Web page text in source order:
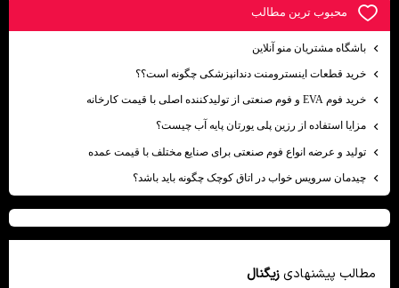
محبوب ترين مطالب
باشگاه مشتریان منو آنلاین
خرید قطعات اینسترومنت دندانپزشکی چگونه است؟؟
خرید فوم EVA و فوم صنعتی از تولیدکننده اصلی با قیمت کارخانه
مزایا استفاده از رزین پلی یورتان پایه آب چیست؟
تولید و عرضه انواع فوم صنعتی برای صنایع مختلف با قیمت عمده
چیدمان سرویس خواب در اتاق کوچک چگونه باید باشد؟